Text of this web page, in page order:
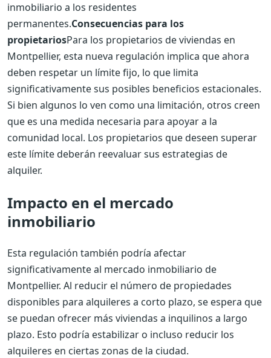
inmobiliario a los residentes
permanentes.Consecuencias para los
propietariosPara los propietarios de viviendas en
Montpellier, esta nueva regulación implica que ahora
deben respetar un límite fijo, lo que limita
significativamente sus posibles beneficios estacionales.
Si bien algunos lo ven como una limitación, otros creen
que es una medida necesaria para apoyar a la
comunidad local. Los propietarios que deseen superar
este límite deberán reevaluar sus estrategias de
alquiler.
Impacto en el mercado
inmobiliario
Esta regulación también podría afectar
significativamente al mercado inmobiliario de
Montpellier. Al reducir el número de propiedades
disponibles para alquileres a corto plazo, se espera que
se puedan ofrecer más viviendas a inquilinos a largo
plazo. Esto podría estabilizar o incluso reducir los
alquileres en ciertas zonas de la ciudad.